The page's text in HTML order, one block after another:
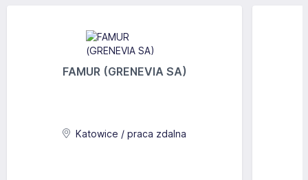
FAMUR (GRENEVIA SA)
Katowice / praca zdalna